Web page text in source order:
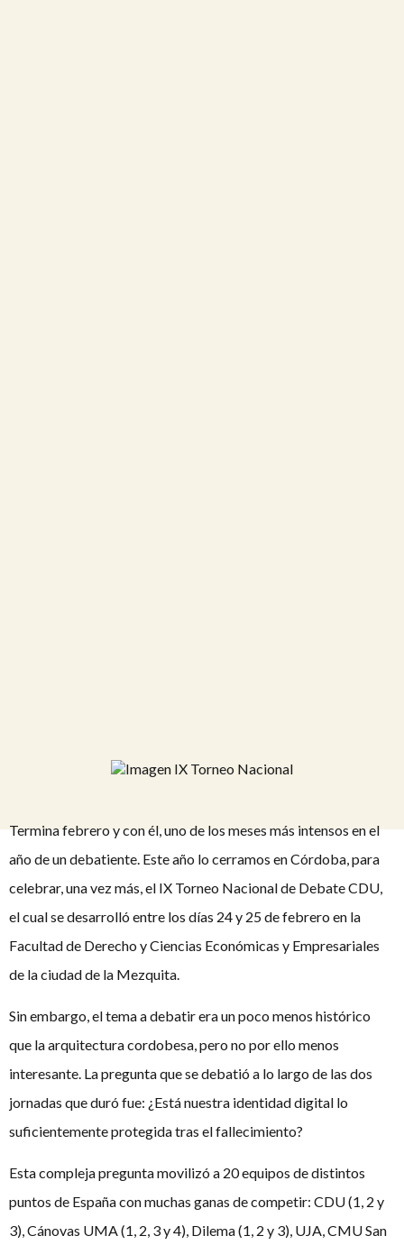
Termina febrero y con él, uno de los meses más intensos en el
año de un debatiente. Este año lo cerramos en Córdoba, para
celebrar, una vez más, el IX Torneo Nacional de Debate CDU,
el cual se desarrolló entre los días 24 y 25 de febrero en la
Facultad de Derecho y Ciencias Económicas y Empresariales
de la ciudad de la Mezquita.
Sin embargo, el tema a debatir era un poco menos histórico
que la arquitectura cordobesa, pero no por ello menos
interesante. La pregunta que se debatió a lo largo de las dos
jornadas que duró fue: ¿Está nuestra identidad digital lo
suficientemente protegida tras el fallecimiento?
Esta compleja pregunta movilizó a 20 equipos de distintos
puntos de España con muchas ganas de competir: CDU (1, 2 y
3), Cánovas UMA (1, 2, 3 y 4), Dilema (1, 2 y 3), UJA, CMU San